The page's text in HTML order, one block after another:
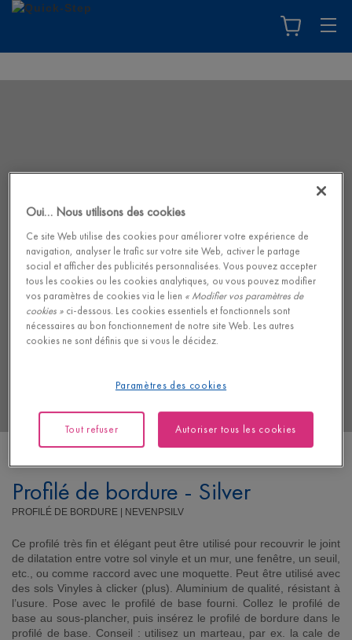
Profilé de bordure - Silver
PROFILÉ DE BORDURE | NEVENPSILV
Ce profilé très fin et élégant peut être utilisé pour recouvrir le joint
de dilatation entre votre sol vinyle et un mur, une fenêtre, un seuil,
etc., ou comme raccord avec une moquette. Peut être utilisé avec
des sols Vinyles à clicker (plus). Aluminium de qualité, résistant à
l’usure. Pose avec le profilé de base fourni. Collez le profilé de
base au sous-plancher, puis insérez le profilé de bordure dans le
profilé de base. Conseil : utilisez un marteau, par ex. la cale de
Oui… Nous utilisons des cookies
Ce site Web utilise des cookies pour améliorer votre expérience de
navigation, analyser le trafic sur votre site Web, activer le partage
social et afficher des publicités personnalisées. Vous pouvez accepter
tous les cookies ou les cookies analytiques, ou vous pouvez modifier
vos paramètres de cookies via le lien « Modifier vos paramètres de
cookies » ci-dessous. Les cookies essentiels et fonctionnels sont
nécessaires au bon fonctionnement de notre site Web. Les autres
cookies ne sont définis que si vous le décidez.
Paramètres des cookies
Tout refuser Autoriser tous les cookies